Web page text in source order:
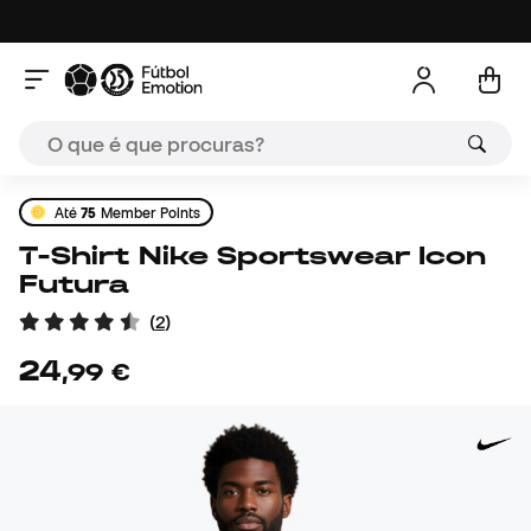
Até75 Member Points
T-Shirt Nike Sportswear Icon
Futura
(2)
24,99 €